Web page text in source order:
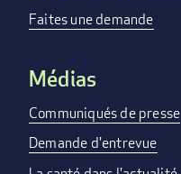
Faites une demande
Médias
Communiqués de presse
Demande d'entrevue